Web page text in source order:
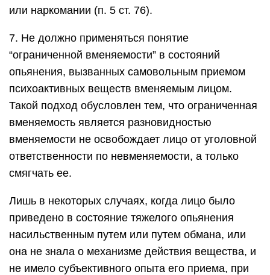
или наркомании (п. 5 ст. 76).
7. Не должно применяться понятие
“ограниченной вменяемости” в состояний
опьянения, вызванных самовольным приемом
психоактивных веществ вменяемым лицом.
Такой подход обусловлен тем, что ограниченная
вменяемость является разновидностью
вменяемости не освобождает лицо от уголовной
ответственности по невменяемости, а только
смягчать ее.
Лишь в некоторых случаях, когда лицо было
приведено в состояние тяжелого опьянения
насильственным путем или путем обмана, или
она не знала о механизме действия вещества, и
не имело субъективного опыта его приема, при